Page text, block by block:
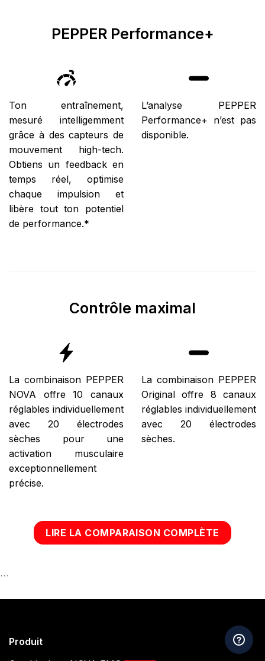
PEPPER Performance+
Ton entraînement,
mesuré intelligemment
grâce à des capteurs de
mouvement high-tech.
Obtiens un feedback en
temps réel, optimise
chaque impulsion et
libère tout ton potentiel
de performance.*
L’analyse PEPPER
Performance+ n’est pas
disponible.
Contrôle maximal
La combinaison PEPPER
NOVA offre 10 canaux
réglables individuellement
avec 20 électrodes
sèches pour une
activation musculaire
exceptionnellement
précise.
La combinaison PEPPER
Original offre 8 canaux
réglables individuellement
avec 20 électrodes
sèches.
LIRE LA COMPARAISON COMPLÈTE
```
Produit